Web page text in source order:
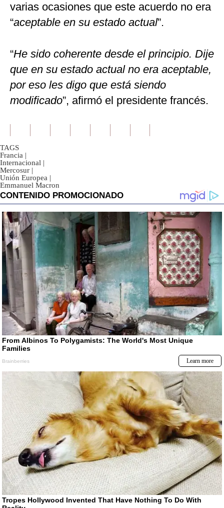
varias ocasiones que este acuerdo no era
“aceptable en su estado actual”.
“He sido coherente desde el principio. Dije
que en su estado actual no era aceptable,
por eso les digo que está siendo
modificado”, afirmó el presidente francés.
TAGS
Francia |
Internacional |
Mercosur |
Unión Europea |
Emmanuel Macron